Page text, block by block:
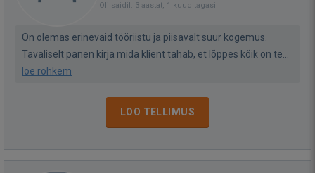
Oli saidil: 3 aastat, 1 kuud tagasi
On olemas erinevaid tööriistu ja piisavalt suur kogemus.
Tavaliselt panen kirja mida klient tahab, et lõppes kõik on te...
loe rohkem
LOO TELLIMUS